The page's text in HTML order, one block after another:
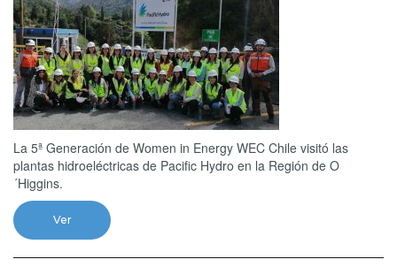
La 5ª Generación de Women in Energy WEC Chile visitó las
plantas hidroeléctricas de Pacific Hydro en la Región de O
´Higgins.
Ver